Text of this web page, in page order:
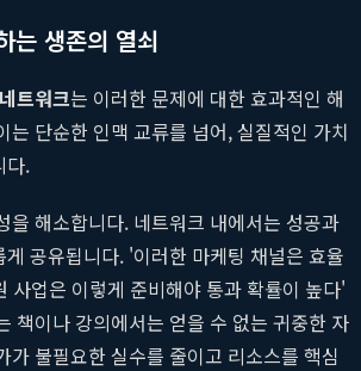
는 생존의 열쇠
트워크는 이러한 문제에 대한 효과적인 해
는 단순한 인맥 교류를 넘어, 실질적인 가치
다.
을 해소합니다. 네트워크 내에서는 성공과
공유됩니다. '이러한 마케팅 채널은 효율
사업은 이렇게 준비해야 통과 확률이 높다'
책이나 강의에서는 얻을 수 없는 귀중한 자
가 불필요한 실수를 줄이고 리소스를 핵심